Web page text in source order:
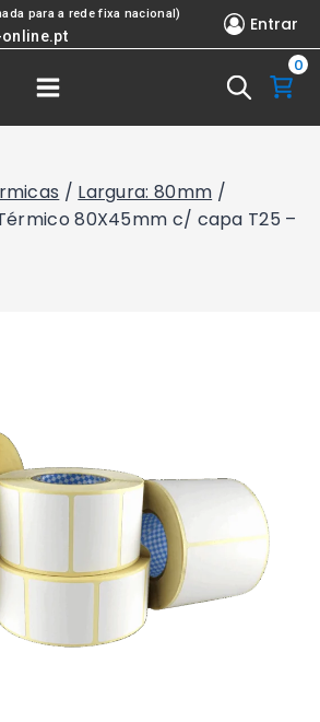
para a rede fixa nacional) Entrar
0
/ Largura: 80mm /
80X45mm c/ capa T25 –